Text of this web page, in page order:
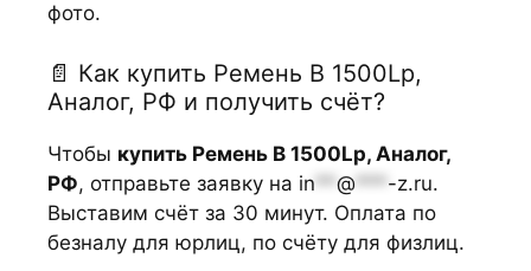
фото.
📄 Как купить Ремень В 1500Lp,
Аналог, РФ и получить счёт?
Чтобы купить Ремень В 1500Lp, Аналог,
РФ, отправьте заявку на in ** @ *** -z.ru.
Выставим счёт за 30 минут. Оплата по
безналу для юрлиц, по счёту для физлиц.